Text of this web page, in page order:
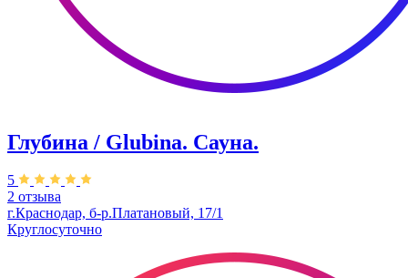
Глубина / Glubina. Сауна.
5
2 отзыва
г.Краснодар, б-р.​Платановый, 17/1
Круглосуточно